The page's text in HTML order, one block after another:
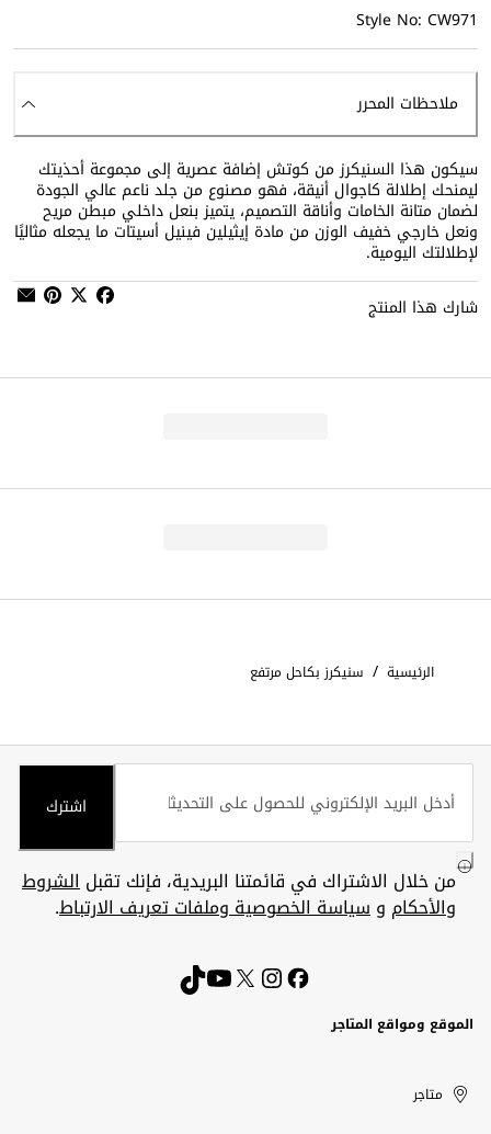
Style No: CW971
ملاحظات المحرر
سيكون هذا السنيكرز من كوتش إضافة عصرية إلى مجموعة أحذيتك
ليمنحك إطلالة كاجوال أنيقة، فهو مصنوع من جلد ناعم عالي الجودة
لضمان متانة الخامات وأناقة التصميم، يتميز بنعل داخلي مبطن مريح
ونعل خارجي خفيف الوزن من مادة إيثيلين فينيل أسيتات ما يجعله مثاليًا
لإطلالتك اليومية.
شارك هذا المنتج
الرئيسية / سنيكرز بكاحل مرتفع
اشترك
من خلال الاشتراك في قائمتنا البريدية، فإنك تقبلالشروط
والأحكام وسياسة الخصوصية وملفات تعريف الارتباط.
الموقع ومواقع المتاجر
United
Arab
Kuwait
الإمارات
العربية
الكويت
متاجر